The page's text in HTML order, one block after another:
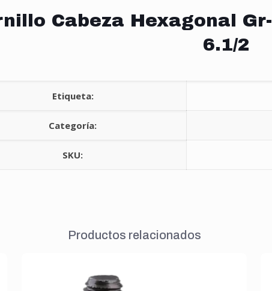
Cabeza Hexagonal
6.1/2
Etiqueta:
Categoría:
SKU:
Productos relacionados